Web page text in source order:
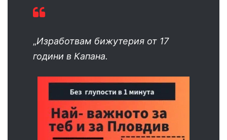
„Изработвам бижутерия от 17
години в Капана.